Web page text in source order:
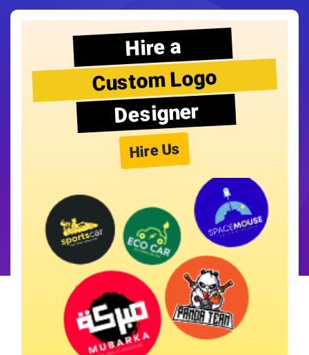
Hire a
Custom Logo
Designer
Hire Us